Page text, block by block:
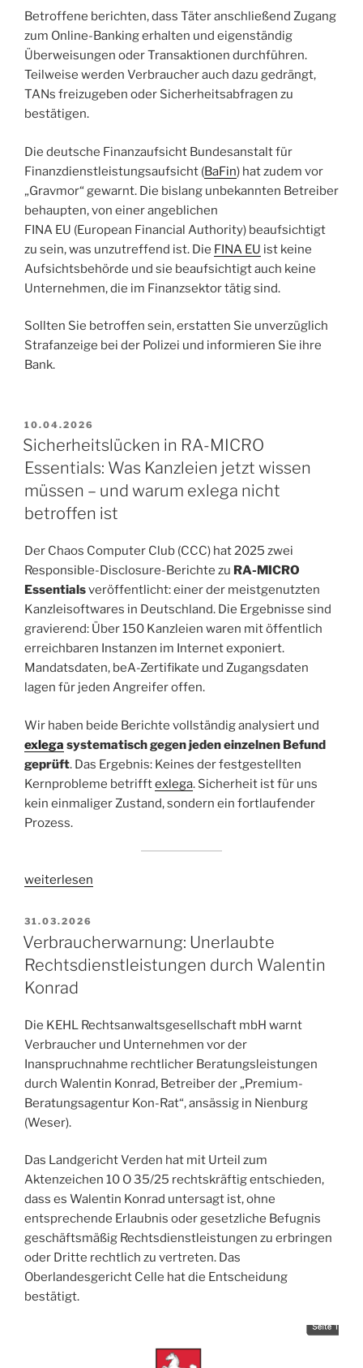
Betroffene berichten, dass Täter anschließend Zugang
zum Online-Banking erhalten und eigenständig
Überweisungen oder Transaktionen durchführen.
Teilweise werden Verbraucher auch dazu gedrängt,
TANs freizugeben oder Sicherheitsabfragen zu
bestätigen.
Die deutsche Finanzaufsicht Bundesanstalt für
Finanzdienstleistungsaufsicht (BaFin) hat zudem vor
„Gravmor“ gewarnt. Die bislang unbekannten Betreiber
behaupten, von einer angeblichen
FINA EU (European Financial Authority) beaufsichtigt
zu sein, was unzutreffend ist. Die FINA EU ist keine
Aufsichtsbehörde und sie beaufsichtigt auch keine
Unternehmen, die im Finanzsektor tätig sind.
Sollten Sie betroffen sein, erstatten Sie unverzüglich
Strafanzeige bei der Polizei und informieren Sie ihre
Bank.
VERÖFFENTLICHT
AM
10.04.2026
Sicherheitslücken in RA-MICRO
Essentials: Was Kanzleien jetzt wissen
müssen – und warum exlega nicht
betroffen ist
Der Chaos Computer Club (CCC) hat 2025 zwei
Responsible-Disclosure-Berichte zu RA-MICRO
Essentialsveröffentlicht: einer der meistgenutzten
Kanzleisoftwares in Deutschland. Die Ergebnisse sind
gravierend: Über 150 Kanzleien waren mit öffentlich
erreichbaren Instanzen im Internet exponiert.
Mandatsdaten, beA-Zertifikate und Zugangsdaten
lagen für jeden Angreifer offen.
Wir haben beide Berichte vollständig analysiert und
exlega systematisch gegen jeden einzelnen Befund
geprüft. Das Ergebnis: Keines der festgestellten
Kernprobleme betrifftexlega. Sicherheit ist für uns
kein einmaliger Zustand, sondern ein fortlaufender
Prozess.
„Sicherheitslücken
RA-
MICRO
Essentials:
Was
Kanzleien
wissen
müssen
und
warum
exlega
nicht
betroffen
ist“
weiterlesen
VERÖFFENTLICHT
AM
31.03.2026
Verbraucherwarnung: Unerlaubte
Rechtsdienstleistungen durch Walentin
Konrad
Die KEHL Rechtsanwaltsgesellschaft mbH warnt
Verbraucher und Unternehmen vor der
Inanspruchnahme rechtlicher Beratungsleistungen
durch Walentin Konrad, Betreiber der „Premium-
Beratungsagentur Kon-Rat“, ansässig in Nienburg
(Weser).
Das Landgericht Verden hat mit Urteil zum
Aktenzeichen 10 O 35/25 rechtskräftig entschieden,
dass es Walentin Konrad untersagt ist, ohne
entsprechende Erlaubnis oder gesetzliche Befugnis
geschäftsmäßig Rechtsdienstleistungen zu erbringen
oder Dritte rechtlich zu vertreten. Das
Oberlandesgericht Celle hat die Entscheidung
bestätigt.